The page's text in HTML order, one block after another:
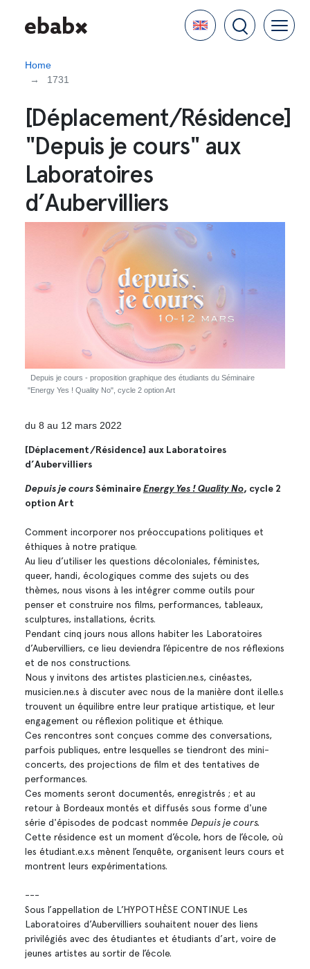
Language
Home
1731
[Déplacement/Résidence]
"Depuis je cours" aux
Laboratoires
d’Aubervilliers
Depuis je cours - proposition graphique des étudiants du Séminaire
"Energy Yes ! Quality No", cycle 2 option Art
du 8 au 12 mars 2022
[Déplacement/Résidence] aux Laboratoires
d’Aubervilliers
Depuis je coursSéminaireEnergy Yes ! Quality No, cycle 2
option Art
Comment incorporer nos préoccupations politiques et
éthiques à notre pratique.
Au lieu d’utiliser les questions décoloniales, féministes,
queer, handi, écologiques comme des sujets ou des
thèmes, nous visons à les intégrer comme outils pour
penser et construire nos films, performances, tableaux,
sculptures, installations, écrits.
Pendant cinq jours nous allons habiter les Laboratoires
d’Aubervilliers, ce lieu deviendra l’épicentre de nos réflexions
et de nos constructions.
Nous y invitons des artistes plasticien.ne.s, cinéastes,
musicien.ne.s à discuter avec nous de la manière dont il.elle.s
trouvent un équilibre entre leur pratique artistique, et leur
engagement ou réflexion politique et éthique.
Ces rencontres sont conçues comme des conversations,
parfois publiques, entre lesquelles se tiendront des mini-
concerts, des projections de film et des tentatives de
performances.
Ces moments seront documentés, enregistrés ; et au
retour à Bordeaux montés et diffusés sous forme d'une
série d'épisodes de podcast nommée Depuis je cours.
Cette résidence est un moment d’école, hors de l’école, où
les étudiant.e.x.s mènent l’enquête, organisent leurs cours et
montrent leurs expérimentations.
---
Sous l’appellation de L’HYPOTHÈSE CONTINUE Les
Laboratoires d’Aubervilliers souhaitent nouer des liens
privilégiés avec des étudiantes et étudiants d’art, voire de
jeunes artistes au sortir de l’école.